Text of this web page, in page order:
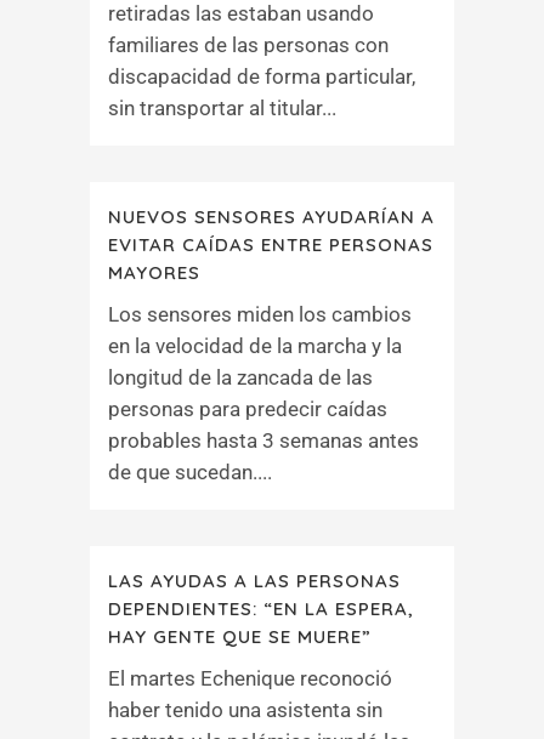
retiradas las estaban usando
familiares de las personas con
discapacidad de forma particular,
sin transportar al titular...
NUEVOS SENSORES AYUDARÍAN A
EVITAR CAÍDAS ENTRE PERSONAS
MAYORES
Los sensores miden los cambios
en la velocidad de la marcha y la
longitud de la zancada de las
personas para predecir caídas
probables hasta 3 semanas antes
de que sucedan....
LAS AYUDAS A LAS PERSONAS
DEPENDIENTES: “EN LA ESPERA,
HAY GENTE QUE SE MUERE”
El martes Echenique reconoció
haber tenido una asistenta sin